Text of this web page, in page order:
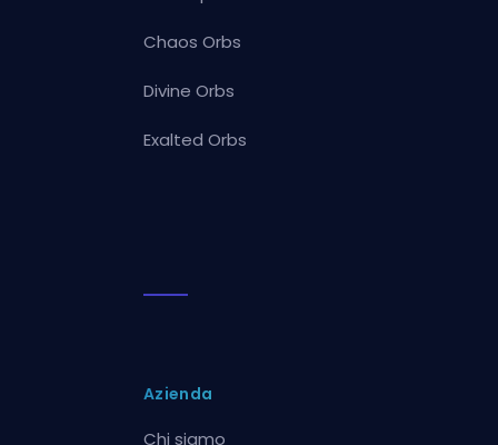
Chaos Orbs
Divine Orbs
Exalted Orbs
Azienda
Chi siamo